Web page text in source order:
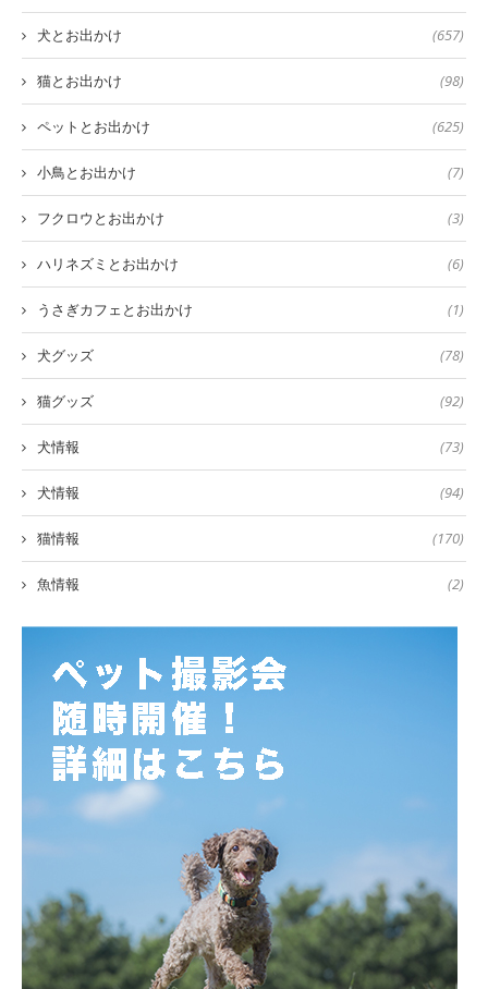
犬とお出かけ (657)
猫とお出かけ (98)
ペットとお出かけ (625)
小鳥とお出かけ (7)
フクロウとお出かけ (3)
ハリネズミとお出かけ (6)
うさぎカフェとお出かけ (1)
犬グッズ (78)
猫グッズ (92)
犬情報 (73)
犬情報 (94)
猫情報 (170)
魚情報 (2)